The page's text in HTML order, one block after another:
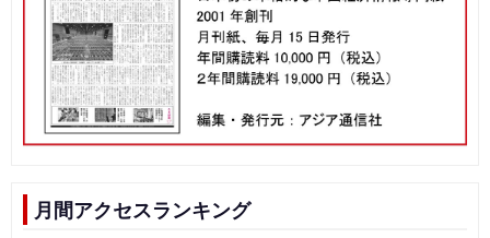
月間アクセスランキング